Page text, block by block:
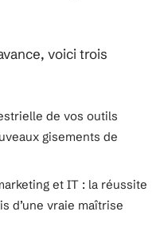
voici trois
de vos outils
gisements de
et IT : la réussite
d’une vraie maîtrise